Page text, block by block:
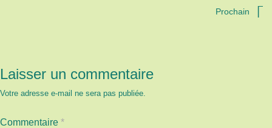
Prochain
Laisser un commentaire
Votre adresse e-mail ne sera pas publiée.
Commentaire *